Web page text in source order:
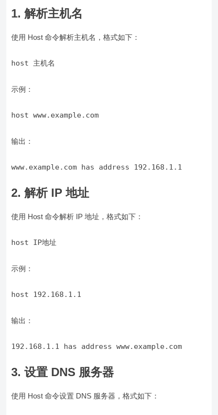
1. 解析主机名
使用 Host 命令解析主机名，格式如下：
示例：
输出：
2. 解析 IP 地址
使用 Host 命令解析 IP 地址，格式如下：
示例：
输出：
3. 设置 DNS 服务器
使用 Host 命令设置 DNS 服务器，格式如下：